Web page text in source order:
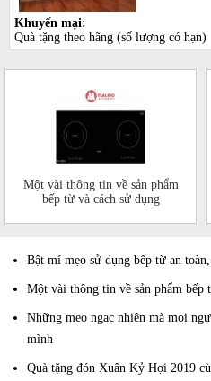
Khuyến mại:
Quà tặng theo hãng (số lượng có hạn)
Một vài thông tin về sản phẩm
bếp từ và cách sử dụng
Bật mí mẹo sử dụng bếp từ an
Một vài thông tin về sản phẩm bếp
Những mẹo ngạc nhiên mà mọi
mình
Quà tặng đón Xuân Kỷ Hợi 2019